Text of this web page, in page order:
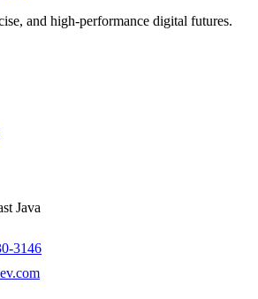
and high-performance digital futures.
Java
3146